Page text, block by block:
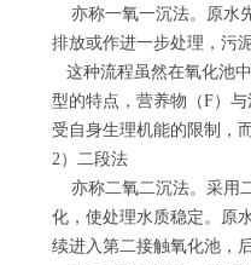
亦称一氧一沉法。原水
排放或作进一步处理，污
这种流程虽然在氧化池
型的特点，营养物（F）
受自身生理机能的限制，
2）二段法
亦称二氧二沉法。采用
化，使处理水质稳定。原
续进入第二接触氧化池，